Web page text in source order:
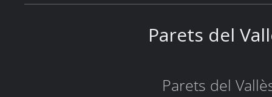
Parets del
Parets del